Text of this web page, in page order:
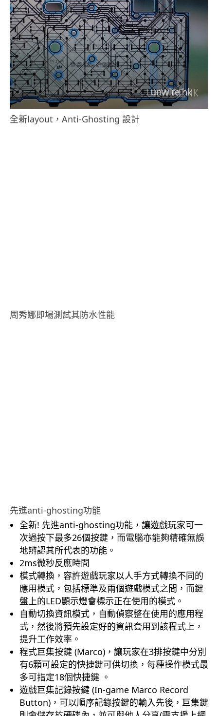
全新layout，Anti-Ghosting 設計
周秀娜即場測試其防水性能
先進anti-ghosting功能
全新! 先進anti-ghosting功能，讓遊戲玩家可一
次過按下最多26個按鍵，而電腦亦能夠精確無誤
地辨認其所代表的功能。
2ms微秒反應時間
模式轉換，容許遊戲玩家以人手方式轉換不同的
應用模式，包括標準及兩個遊戲模式之間，而鍵
盤上的LED顯示燈會標示正在使用的模式。
自動切換資訊模式，自動偵察整在使用的應用程
式，然後將預先設定好的資訊套用到該程式上，
提升工作效率。
程式巨集按鍵 (Marco)，讓玩家在3排按鍵中分別
有6顆可設定的快捷鍵可供切換，每種操作模式最
多可指定18個快捷鍵 。
遊戲巨集記錄按鍵 (In-game Marco Record
Button)，可以順序記錄按鍵的輸入先後，巨集鍵